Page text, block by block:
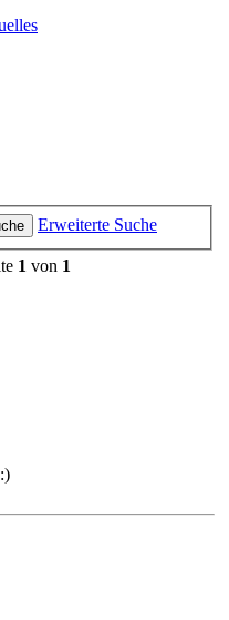
Erweiterte Suche
1 von 1